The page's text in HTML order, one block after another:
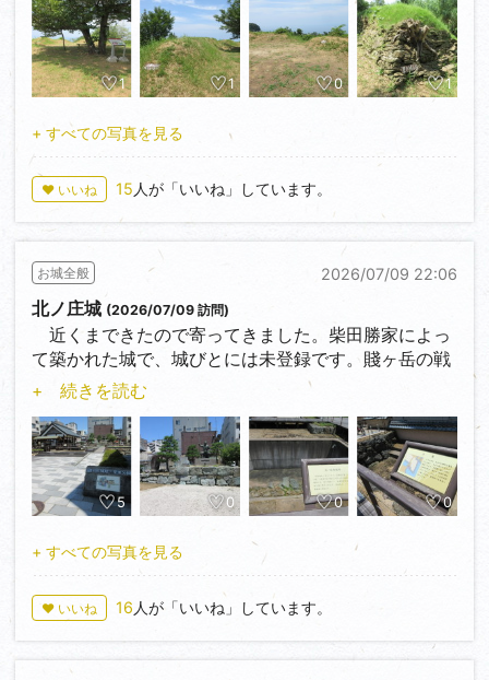
た。台場の遺構はありませんが、きれいに整備された
公園で入場料（大人600円）が必要です。
暑い日でしたが、海から風が来るのでなんとか凌げま
した。
JR和歌山駅よりバスに乗り雑賀崎遊園バス停下車。
10分かからずに雑賀崎台場入口に行くことができま
す。ただバスの本数は少ないので要注意です。雑賀崎
台場入口から徒歩10分くらいで番所庭園へ行くことが
できました。
1 1 0 1
+ すべての写真を見る
♥ いいね 15 人が「いいね」しています。
2026/07/09 22:06
お城全般
北ノ庄城 (2026/07/09 訪問)
近くまできたので寄ってきました。柴田勝家によっ
て築かれた城で、城びとには未登録です。賤ヶ岳の戦
いで羽柴秀吉に敗れた勝家が妻であるお市の方ととも
に自害した城でもあります。柴田公園として整備され
ています。
昼飯は福井駅近くの「あみだそば福の井」さんで越
前おろしそばをいただきました。
+ 続きを読む
5 0 0 0
+ すべての写真を見る
♥ いいね 16 人が「いいね」しています。